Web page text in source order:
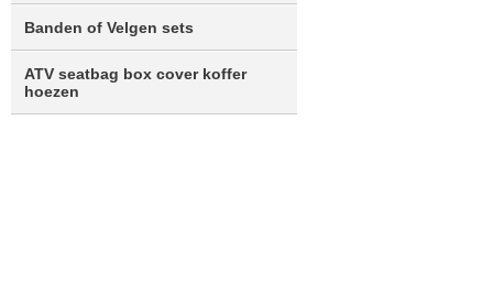
Banden of Velgen sets
ATV seatbag box cover koffer
hoezen